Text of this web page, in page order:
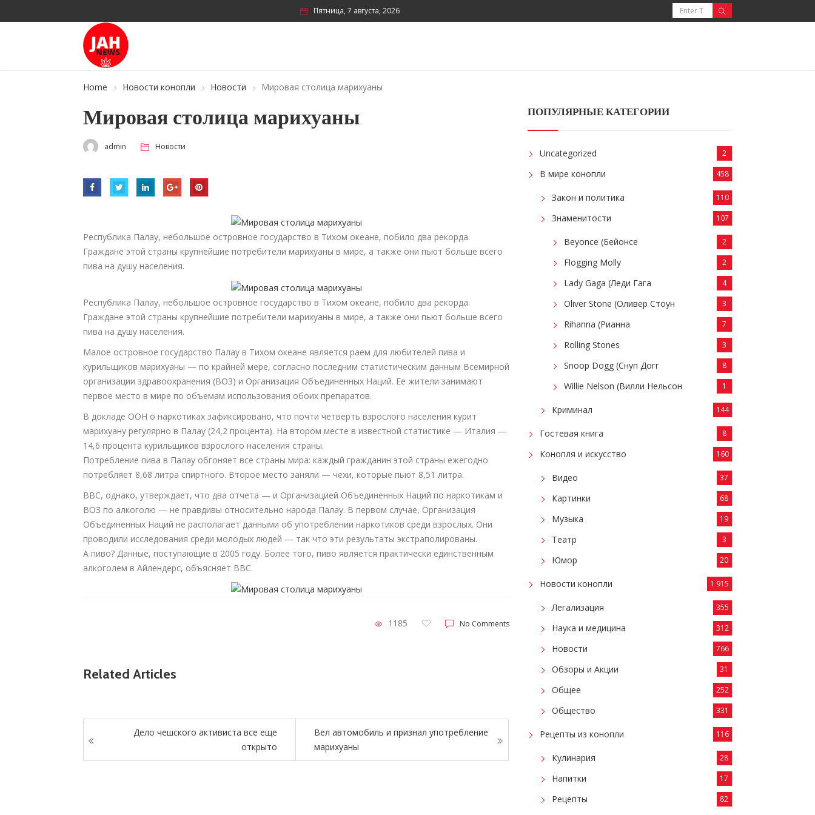
Пятница, 7 августа, 2026
Home Новости конопли Новости Мировая столица марихуаны
Мировая столица марихуаны
admin Новости
Республика Палау, небольшое островное государство в Тихом океане, побило два рекорда.
Граждане этой страны крупнейшие потребители марихуаны в мире, а также они пьют больше всего
пива на душу населения.
Республика Палау, небольшое островное государство в Тихом океане, побило два рекорда.
Граждане этой страны крупнейшие потребители марихуаны в мире, а также они пьют больше всего
пива на душу населения.
Малое островное государство Палау в Тихом океане является раем для любителей пива и
курильщиков марихуаны — по крайней мере, согласно последним статистическим данным Всемирной
организации здравоохранения (ВОЗ) и Организация Объединенных Наций. Ее жители занимают
первое место в мире по объемам использования обоих препаратов.
В докладе ООН о наркотиках зафиксировано, что почти четверть взрослого населения курит
марихуану регулярно в Палау (24,2 процента). На втором месте в известной статистике — Италия —
14,6 процента курильщиков взрослого населения страны.
Потребление пива в Палау обгоняет все страны мира: каждый гражданин этой страны ежегодно
потребляет 8,68 литра спиртного. Второе место заняли — чехи, которые пьют 8,51 литра.
BBC, однако, утверждает, что два отчета — и Организацией Объединенных Наций по наркотикам и
ВОЗ по алкоголю — не правдивы относительно народа Палау. В первом случае, Организация
Объединенных Наций не располагает данными об употреблении наркотиков среди взрослых. Они
проводили исследования среди молодых людей — так что эти результаты экстраполированы.
А пиво? Данные, поступающие в 2005 году. Более того, пиво является практически единственным
алкоголем в Айлендерс, объясняет BBC.
1185 No Comments
Related Articles
Дело чешского активиста все еще
открыто
Вел автомобиль и признал употребление
марихуаны
ПОПУЛЯРНЫЕ КАТЕГОРИИ
Uncategorized 2
В мире конопли 458
Закон и политика 110
Знаменитости 107
Beyonce (Бейонсе 2
Flogging Molly 2
Lady Gaga (Леди Гага 4
Oliver Stone (Оливер Стоун 3
Rihanna (Рианна 7
Rolling Stones 3
Snoop Dogg (Снуп Догг 8
Willie Nelson (Вилли Нельсон 1
Криминал 144
Гостевая книга 8
Конопля и искусство 160
Видео 37
Картинки 68
Музыка 19
Театр 3
Юмор 20
Новости конопли 1 915
Легализация 355
Наука и медицина 312
Новости 766
Обзоры и Акции 31
Общее 252
Общество 331
Рецепты из конопли 116
Кулинария 28
Напитки 17
Рецепты 82